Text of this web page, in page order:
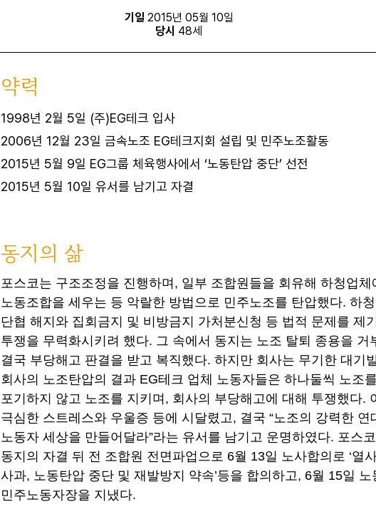
기일 2015년 05월 10일
당시 48세
약력
1998년 2월 5일 (주)EG테크 입사
2006년 12월 23일 금속노조 EG테크지회 설립 및 민주노조활동
2015년 5월 9일 EG그룹 체육행사에서 ‘노동탄압 중단’ 선전
2015년 5월 10일 유서를 남기고 자결
동지의 삶
포스코는 구조조정을 진행하며, 일부 조합원들을 회유해 하청업체
노동조합을 세우는 등 악랄한 방법으로 민주노조를 탄압했다. 하
단협 해지와 집회금지 및 비방금지 가처분신청 등 법적 문제를 제
투쟁을 무력화시키려 했다. 그 속에서 동지는 노조 탈퇴 종용을 거
결국 부당해고 판결을 받고 복직했다. 하지만 회사는 무기한 대기
회사의 노조탄압의 결과 EG테크 업체 노동자들은 하나둘씩 노조
포기하지 않고 노조를 지키며, 회사의 부당해고에 대해 투쟁했다.
극심한 스트레스와 우울증 등에 시달렸고, 결국 “노조의 강력한 연
노동자 세상을 만들어달라”라는 유서를 남기고 운명하였다. 포스
동지의 자결 뒤 전 조합원 전면파업으로 6월 13일 노사합의로 ‘열
사과, 노동탄압 중단 및 재발방지 약속’등을 합의하고, 6월 15일 노
민주노동자장을 지냈다.